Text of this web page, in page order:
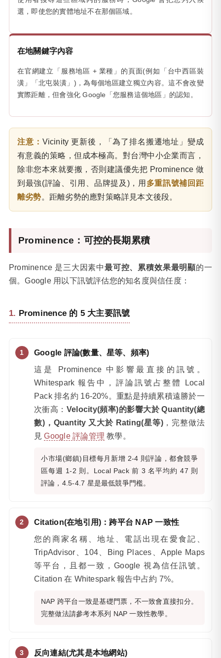
選，即使您的實體地址不在那個區域。
在地關鍵字內容
在官網建立「服務地區 + 業種」的頁面(例如「台中西區裝
潢」「北屯裝潢」)，為每個地區建立獨立內容。這不會改變
實際距離，但會強化 Google「您服務這個地區」的認知。
注意： Vicinity 更新後，「為了排名搬遷地址」變成
有意義的策略，但成本極高。對台灣中小企業而言，
除非您本來就要搬，否則建議優先把 Prominence 做
到最強(評論、引用、品牌提及)，用 多重訊號補回距
離劣勢。距離劣勢的應對策略詳見本文後段。
Prominence：可控的長期累積
Prominence 是三大因素中最可控、累積效果最明顯的一
個。Google 用以下訊號評估您的知名度與信任度：
Prominence 的 5 大主要訊號
Google 評論(數量、星等、頻率)
這是 Prominence 中影響最直接的訊號。
Whitespark 報告中，評論訊號占整體 Local
Pack 排名約 16-20%。重點是持續累積遠勝於一
次衝高： Velocity(頻率)的影響大於 Quantity(總
數)，Quantity 又大於 Rating(星等)，完整做法
見Google 評論管理 教學。
小市場(鄉鎮)目標每月新增 2-4 則評論，都會競爭
區每週 1-2 則。Local Pack 前 3 名平均約 47 則
評論，4.5-4.7 星是最低競爭門檻。
Citation(在地引用)：跨平台 NAP 一致性
您的商家名稱、地址、電話出現在愛食記、
TripAdvisor、104、Bing Places、Apple Maps
等平台，且都一致，Google 視為信任訊號。
Citation 在 Whitespark 報告中占約 7%。
NAP 跨平台一致是基礎門票，不一致會直接扣分。
完整做法請參考本系列 NAP 一致性教學。
反向連結(尤其是本地網站)